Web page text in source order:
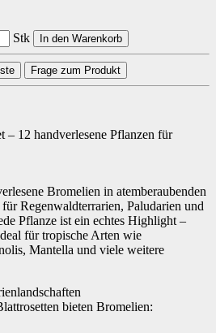
Stk In den Warenkorb
Frage zum Produkt
– 12 handverlesene Pflanzen für
Bromelien in atemberaubenden
Regenwaldterrarien, Paludarien und
Pflanze ist ein echtes Highlight –
für tropische Arten wie
Mantella und viele weitere
bieten Bromelien: